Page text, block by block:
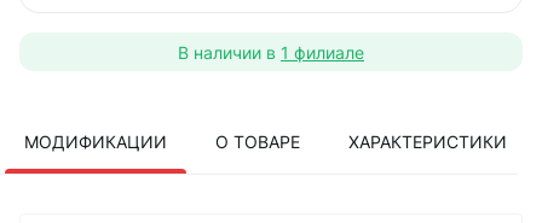
В наличии в 1 филиале
МОДИФИКАЦИИ О ТОВАРЕ ХАРАКТЕРИСТИКИ